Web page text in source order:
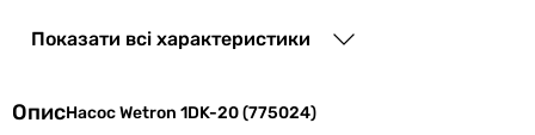
всмоктування
насоса
Показати всі характеристики
ОписНасос Wetron 1DK-20 (775024)